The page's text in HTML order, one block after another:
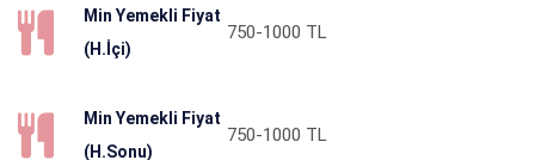
Min Yemekli Fiyat
(H.İçi)
750-1000 TL
Min Yemekli Fiyat
(H.Sonu)
750-1000 TL